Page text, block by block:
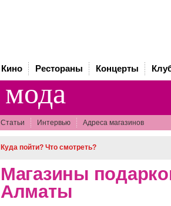
Кино Рестораны Концерты
мода
Статьи Интервью Адреса магазинов
Куда пойти? Что смотреть?
Магазины
Алматы